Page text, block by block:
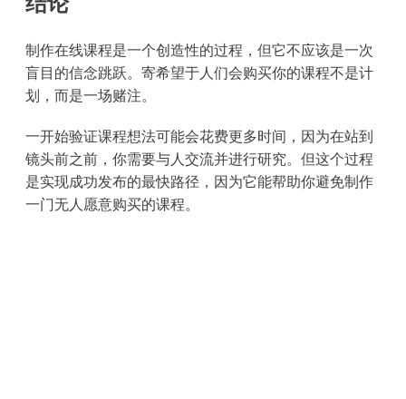
制作在线课程是一个创造性的过程，但它不应该是一次
盲目的信念跳跃。寄希望于人们会购买你的课程不是计
划，而是一场赌注。
一开始验证课程想法可能会花费更多时间，因为在站到
镜头前之前，你需要与人交流并进行研究。但这个过程
是实现成功发布的最快路径，因为它能帮助你避免制作
一门无人愿意购买的课程。